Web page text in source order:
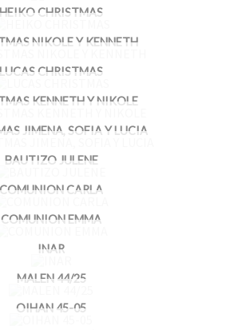
HEIKO CHRISTMAS
NIKOLE Y KENNETH
LUCAS CHRISTMAS
KENNETH Y NIKOLE
JIMENA, SOFIA Y LUCIA
BAUTIZO JULENE
COMUNION CARLA
COMUNION EMMA
INAR
MALEN 44/25
OIHAN 45-05